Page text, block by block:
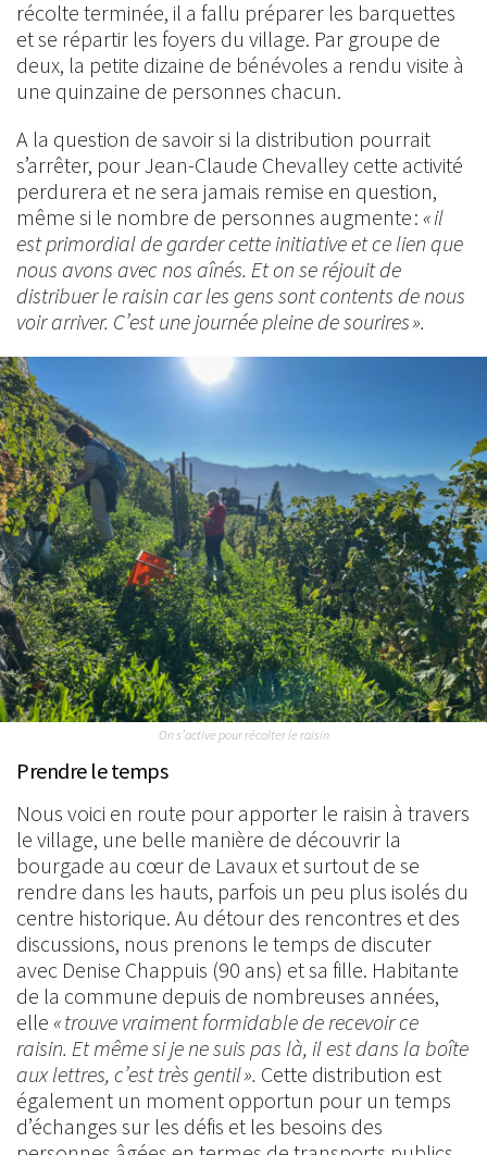
récolte terminée, il a fallu préparer les barquettes
et se répartir les foyers du village. Par groupe de
deux, la petite dizaine de bénévoles a rendu visite à
une quinzaine de personnes chacun.
A la question de savoir si la distribution pourrait
s’arrêter, pour Jean-Claude Chevalley cette activité
perdurera et ne sera jamais remise en question,
même si le nombre de personnes augmente : « il
est primordial de garder cette initiative et ce lien que
nous avons avec nos aînés. Et on se réjouit de
distribuer le raisin car les gens sont contents de nous
voir arriver. C’est une journée pleine de sourires ».
On s’active pour récolter le raisin
Prendre le temps
Nous voici en route pour apporter le raisin à travers
le village, une belle manière de découvrir la
bourgade au cœur de Lavaux et surtout de se
rendre dans les hauts, parfois un peu plus isolés du
centre historique. Au détour des rencontres et des
discussions, nous prenons le temps de discuter
avec Denise Chappuis (90 ans) et sa fille. Habitante
de la commune depuis de nombreuses années,
elle « trouve vraiment formidable de recevoir ce
raisin. Et même si je ne suis pas là, il est dans la boîte
aux lettres, c’est très gentil ». Cette distribution est
également un moment opportun pour un temps
d’échanges sur les défis et les besoins des